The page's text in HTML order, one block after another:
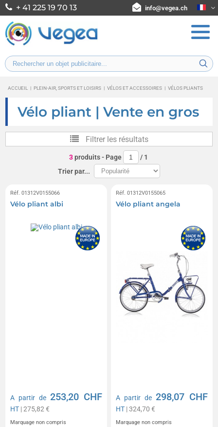
+ 41 225 19 70 13 info@vegea.ch
ACCUEIL | PLEIN-AIR, SPORTS ET LOISIRS | VÉLOS ET ACCESSOIRES | VÉLOS PLIANTS
Vélo pliant | Vente en gros
Filtrer les résultats
3produits- Page / 1
Trier par...
Réf. 01312V0155066
Vélo pliant albi
A partir de253,20 CHF
HT | 275,82 €
Marquage non compris
Réf. 01312V0155065
Vélo pliant angela
A partir de 298,07 CHF
HT | 324,70 €
Marquage non compris